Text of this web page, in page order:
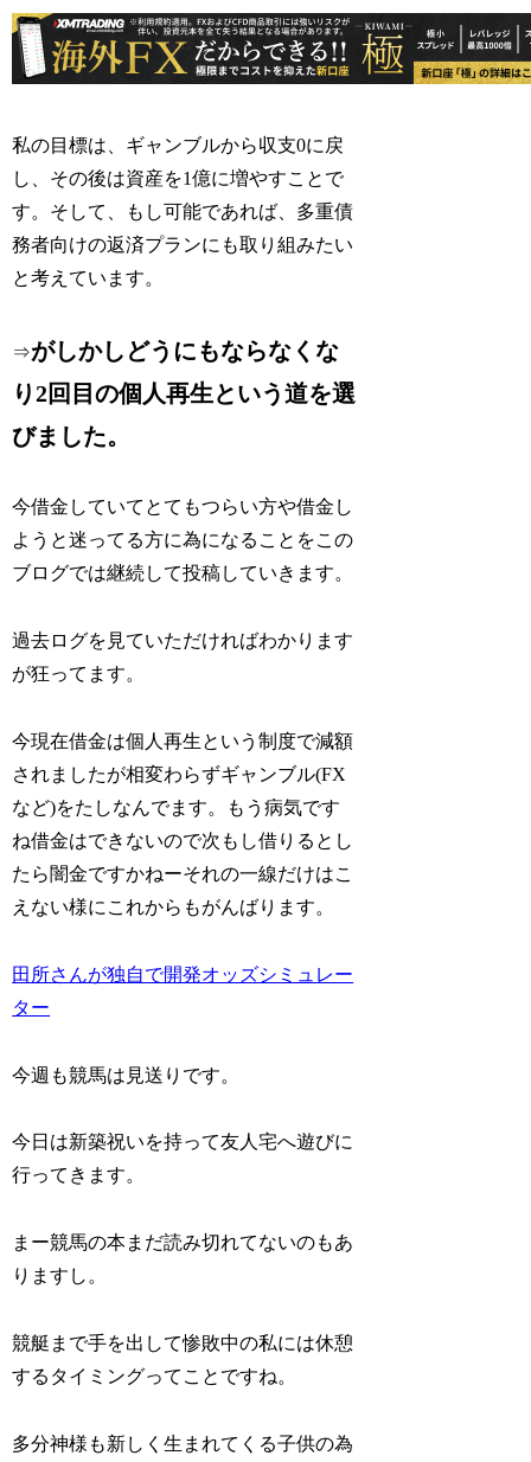
私の目標は、ギャンブルから収支0に戻
し、その後は資産を1億に増やすことで
す。そして、もし可能であれば、多重債
務者向けの返済プランにも取り組みたい
と考えています。
⇒がしかしどうにもならなくな
り2回目の個人再生という道を選
びました。
今借金していてとてもつらい方や借金し
ようと迷ってる方に為になることをこの
ブログでは継続して投稿していきます。
過去ログを見ていただければわかります
が狂ってます。
今現在借金は個人再生という制度で減額
されましたが相変わらずギャンブル(FX
など)をたしなんでます。もう病気です
ね借金はできないので次もし借りるとし
たら闇金ですかねーそれの一線だけはこ
えない様にこれからもがんばります。
田所さんが独自で開発オッズシミュレー
ター
今週も競馬は見送りです。
今日は新築祝いを持って友人宅へ遊びに
行ってきます。
まー競馬の本まだ読み切れてないのもあ
りますし。
競艇まで手を出して惨敗中の私には休憩
するタイミングってことですね。
多分神様も新しく生まれてくる子供の為